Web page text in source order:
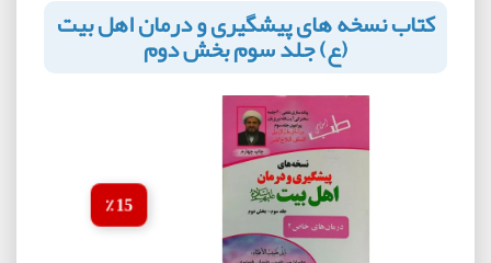
کتاب نسخه های پیشگیری و درمان اهل بیت
(ع) جلد سوم بخش دوم
15 ٪